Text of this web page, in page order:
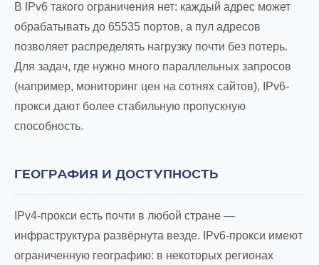
В IPv6 такого ограничения нет: каждый адрес может
обрабатывать до 65535 портов, а пул адресов
позволяет распределять нагрузку почти без потерь.
Для задач, где нужно много параллельных запросов
(например, мониторинг цен на сотнях сайтов), IPv6-
прокси дают более стабильную пропускную
способность.
ГЕОГРАФИЯ И ДОСТУПНОСТЬ
IPv4-прокси есть почти в любой стране —
инфраструктура развёрнута везде. IPv6-прокси имеют
ограниченную географию: в некоторых регионах